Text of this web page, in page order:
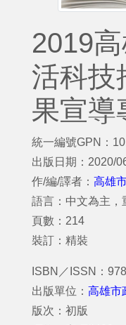
2019
活科技
果宣導
統一編號GPN：
出版日期：2020/
作/編/譯者： 高雄
語言：中文為主，
頁數：214
裝訂：精裝
ISBN／ISSN：
出版單位： 高雄市
版次：初版